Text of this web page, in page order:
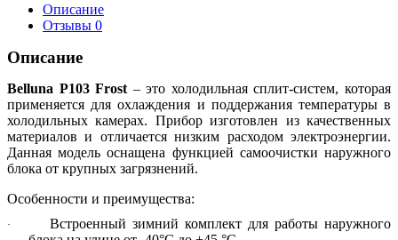
Описание
Отзывы 0
Описание
Belluna P103 Frost – это холодильная сплит-систем, которая
применяется для охлаждения и поддержания температуры в
холодильных камерах. Прибор изготовлен из качественных
материалов и отличается низким расходом электроэнергии.
Данная модель оснащена функцией самоочистки наружного
блока от крупных загрязнений.
Особенности и преимущества:
·
Встроенный зимний комплект для работы наружного